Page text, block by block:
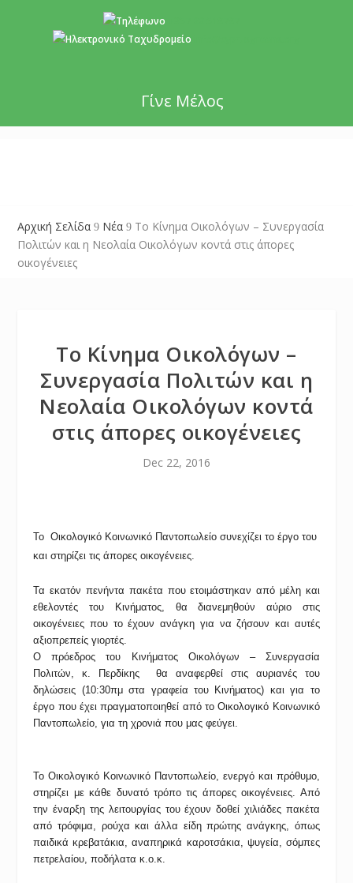
Γίνε Μέλος
Αρχική Σελίδα 9 Νέα 9 Το Κίνημα Οικολόγων – Συνεργασία
Πολιτών και η Νεολαία Οικολόγων κοντά στις άπορες
οικογένειες
Το Κίνημα Οικολόγων –
Συνεργασία Πολιτών και η
Νεολαία Οικολόγων κοντά
στις άπορες οικογένειες
Dec 22, 2016
Το Οικολογικό Κοινωνικό Παντοπωλείο συνεχίζει το έργο του
και στηρίζει τις άπορες οικογένειες.
Τα εκατόν πενήντα πακέτα που ετοιμάστηκαν από μέλη και
εθελοντές του Κινήματος, θα διανεμηθούν αύριο στις
οικογένειες που το έχουν ανάγκη για να ζήσουν και αυτές
αξιοπρεπείς γιορτές.
Ο πρόεδρος του Κινήματος Οικολόγων – Συνεργασία
Πολιτών, κ. Περδίκης θα αναφερθεί στις αυριανές του
δηλώσεις (10:30πμ στα γραφεία του Κινήματος) και για το
έργο που έχει πραγματοποιηθεί από το Οικολογικό Κοινωνικό
Παντοπωλείο, για τη χρονιά που μας φεύγει.
Το Οικολογικό Κοινωνικό Παντοπωλείο, ενεργό και πρόθυμο,
στηρίζει με κάθε δυνατό τρόπο τις άπορες οικογένειες. Από
την έναρξη της λειτουργίας του έχουν δοθεί χιλιάδες πακέτα
από τρόφιμα, ρούχα και άλλα είδη πρώτης ανάγκης, όπως
παιδικά κρεβατάκια, αναπηρικά καροτσάκια, ψυγεία, σόμπες
πετρελαίου, ποδήλατα κ.ο.κ.